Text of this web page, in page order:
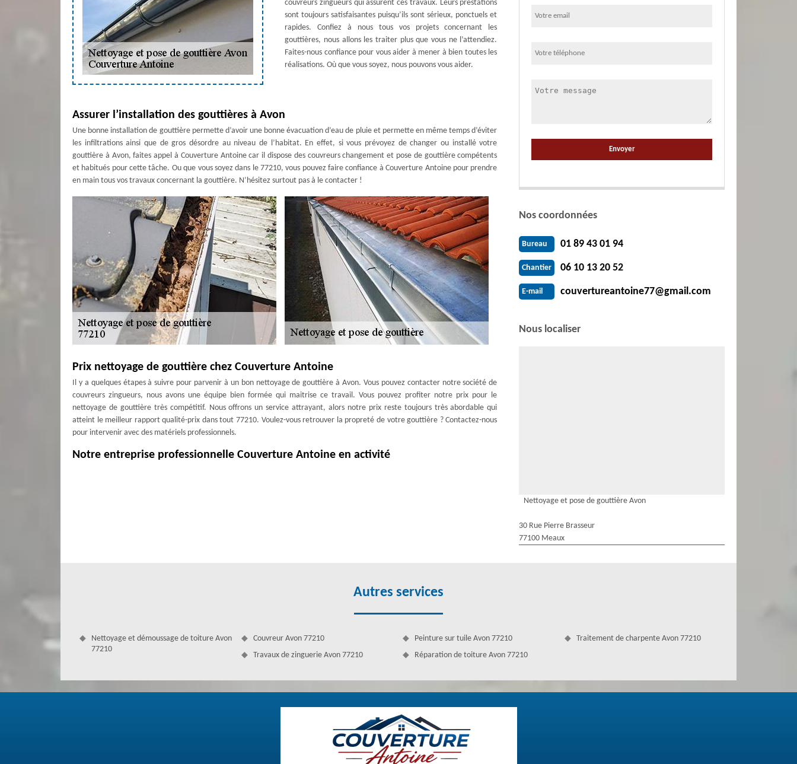
couvreurs zingueurs qui assurent ces travaux. Leurs prestations
sont toujours satisfaisantes puisqu’ils sont sérieux, ponctuels et
rapides. Confiez à nous tous vos projets concernant les
gouttières, nous allons les traiter plus que vous ne l’attendiez.
Faites-nous confiance pour vous aider à mener à bien toutes les
réalisations. Où que vous soyez, nous pouvons vous aider.
Assurer l’installation des gouttières à Avon
Une bonne installation de gouttière permette d’avoir une bonne évacuation d’eau de pluie et permette en même temps d’éviter
les infiltrations ainsi que de gros désordre au niveau de l’habitat. En effet, si vous prévoyez de changer ou installé votre
gouttière à Avon, faites appel à Couverture Antoine car il dispose des couvreurs changement et pose de gouttière compétents
et habitués pour cette tâche. Ou que vous soyez dans le 77210, vous pouvez faire confiance à Couverture Antoine pour prendre
en main tous vos travaux concernant la gouttière. N’hésitez surtout pas à le contacter !
Prix nettoyage de gouttière chez Couverture Antoine
Il y a quelques étapes à suivre pour parvenir à un bon nettoyage de gouttière à Avon. Vous pouvez contacter notre société de
couvreurs zingueurs, nous avons une équipe bien formée qui maitrise ce travail. Vous pouvez profiter notre prix pour le
nettoyage de gouttière très compétitif. Nous offrons un service attrayant, alors notre prix reste toujours très abordable qui
atteint le meilleur rapport qualité-prix dans tout 77210. Voulez-vous retrouver la propreté de votre gouttière ? Contactez-nous
pour intervenir avec des matériels professionnels.
Notre entreprise professionnelle Couverture Antoine en activité
Notre entreprise Couverture Antoine offre des services efficaces et incomparables pour faire rester ses clients, mais aussi pour
les rendre plaisir. Tous travaux de gouttières sont dans nos prestations et plus spécialement la pose de gouttière. Vous pouvez
faire une demande de devis nécessaire pour réaliser une pose de gouttière. Nous sommes toujours prêts de vous aider en vous
donnant la satisfaction maximale. Notre intervention est assurée et efficace. Nous vous donnons un devis gratuit et sans
Nos coordonnées
Bureau 01 89 43 01 94
Chantier 06 10 13 20 52
E-mail couvertureantoine77@gmail.com
Nous localiser
Nettoyage et pose de gouttière Avon
30 Rue Pierre Brasseur
77100 Meaux
Autres services
Nettoyage et démoussage de toiture Avon
77210
Couvreur Avon 77210
Travaux de zinguerie Avon 77210
Peinture sur tuile Avon 77210
Réparation de toiture Avon 77210
Traitement de charpente Avon 77210